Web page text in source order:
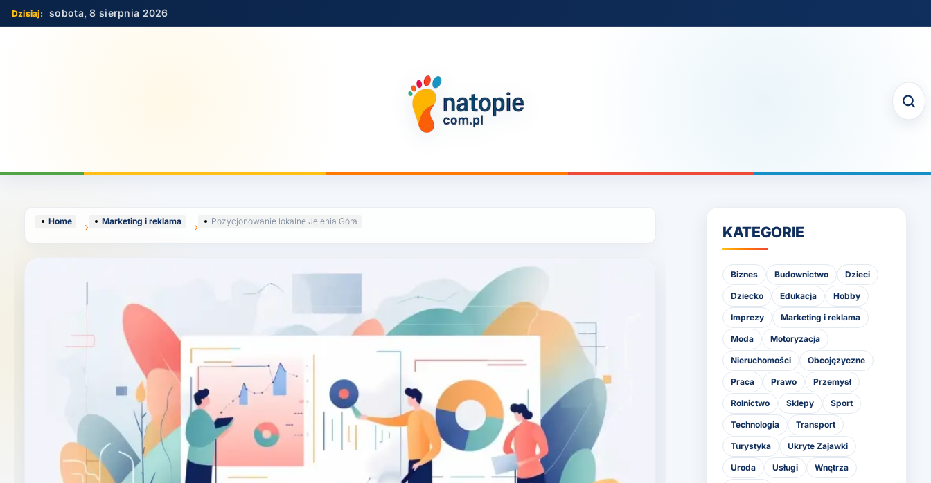
Skip
to
sobota, 8 sierpnia 2026
Home Marketing i reklama Pozycjonowanie lokalne Jelenia Góra
KATEGORIE
Biznes Budownictwo Dzieci
Dziecko Edukacja Hobby
Imprezy Marketing i reklama
Moda Motoryzacja
Nieruchomości Obcojęzyczne
Praca Prawo Przemysł
Rolnictwo Sklepy Sport
Technologia Transport
Turystyka Ukryte Zajawki
Uroda Usługi Wnętrza